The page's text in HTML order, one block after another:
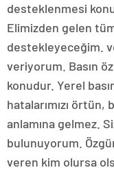
desteklenmesi
Elimizden gelen
destekleyeceğim.
veriyorum. Basın
konudur. Yerel
hatalarımızı örtün,
anlamına gelmez.
bulunuyorum.
veren kim olursa